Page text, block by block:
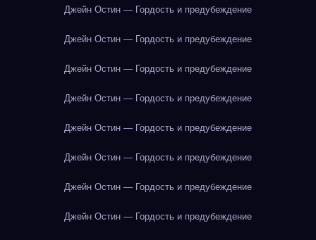
Джейн Остин — Гордость и предубеждение
Джейн Остин — Гордость и предубеждение
Джейн Остин — Гордость и предубеждение
Джейн Остин — Гордость и предубеждение
Джейн Остин — Гордость и предубеждение
Джейн Остин — Гордость и предубеждение
Джейн Остин — Гордость и предубеждение
Джейн Остин — Гордость и предубеждение